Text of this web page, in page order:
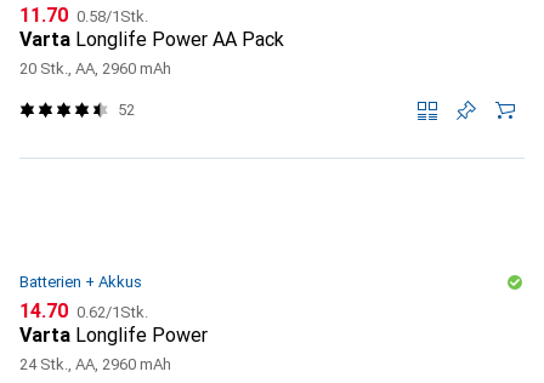
CHF
11.70 CHF
0.58/1Stk.
Varta Longlife Power AA Pack
20 Stk., AA, 2960 mAh
52
Batterien + Akkus
CHF
14.70 CHF
0.62/1Stk.
Varta Longlife Power
24 Stk., AA, 2960 mAh